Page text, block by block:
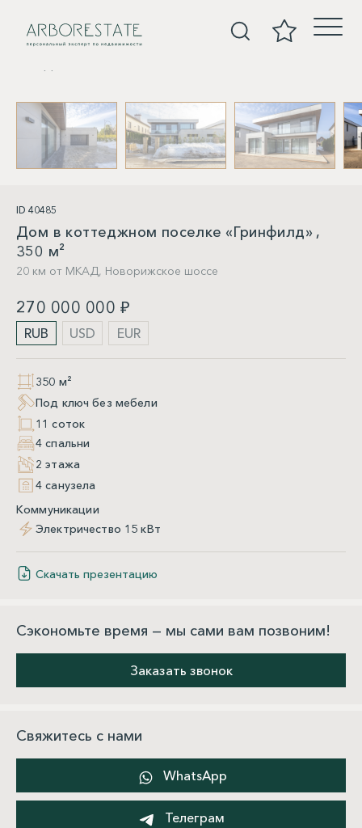
ID 40485
Дом в коттеджном поселке «Гринфилд» ,
350 м²
20 км от МКАД, Новорижское шоссе
270 000 000 ₽
RUB USD EUR
350 м²
Под ключ без мебели
11 соток
4 спальни
2 этажа
4 санузела
Коммуникации
Электричество 15 кВт
Скачать презентацию
Сэкономьте время — мы сами вам позвоним!
Заказать звонок
Свяжитесь с нами
WhatsApp
Телеграм